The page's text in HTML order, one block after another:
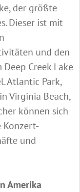
der größte
Dieser ist mit
und den
Creek Lake
Atlantic Park,
Virginia Beach,
können sich
Konzert-
und
Amerika